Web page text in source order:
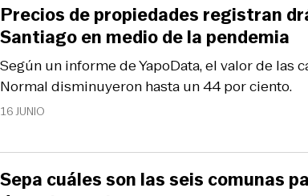
16 JUNIO
Según un informe de YapoData, el valor de las
Normal disminuyeron hasta un 44 por ciento.
Precios de propiedades registran
Santiago en medio de la pendemia
Sepa cuáles son las seis comunas